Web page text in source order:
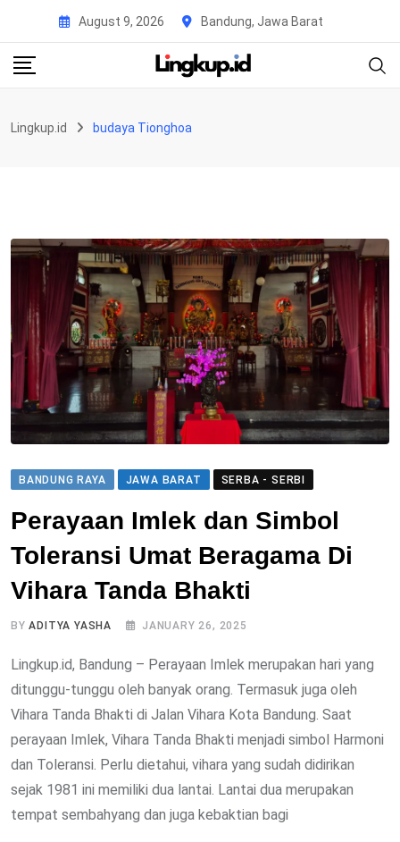
content
August 9, 2026 Bandung, Jawa Barat
Lingkup.id budaya Tionghoa
BANDUNG RAYA JAWA BARAT SERBA - SERBI
Perayaan Imlek dan Simbol
Toleransi Umat Beragama Di
Vihara Tanda Bhakti
BYADITYA YASHA JANUARY 26, 2025
Lingkup.id, Bandung – Perayaan Imlek merupakan hari yang
ditunggu-tunggu oleh banyak orang. Termasuk juga oleh
Vihara Tanda Bhakti di Jalan Vihara Kota Bandung. Saat
perayaan Imlek, Vihara Tanda Bhakti menjadi simbol Harmoni
dan Toleransi. Perlu dietahui, vihara yang sudah didirikan
sejak 1981 ini memiliki dua lantai. Lantai dua merupakan
tempat sembahyang dan juga kebaktian bagi